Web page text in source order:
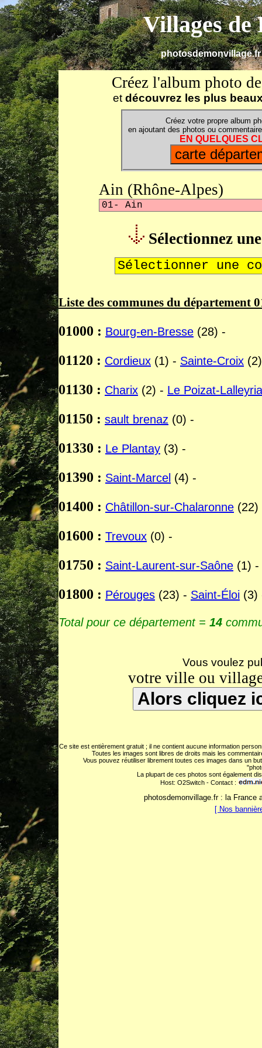
Villages de
Créez l'album photo
et découvrez les plus
Créez votre propre album
en ajoutant des photos ou
EN QUELQUES
Ain (Rhône-Alpes)
Sélectionnez
Liste des communes du département
01000 : Bourg-en-Bresse (28) -
01120 : Cordieux (1) - Sainte-Croix
01130 : Charix (2) - Le Poizat-
01150 : sault brenaz (0) -
01330 : Le Plantay (3) -
01390 : Saint-Marcel (4) -
01400 : Châtillon-sur-Chalaronne (22)
01600 : Trevoux (0) -
01750 : Saint-Laurent-sur-Saône (1) -
01800 : Pérouges (23) - Saint-Éloi (3)
Total pour ce département = 14
Vous voulez
votre ville ou
Ce site est entièrement gratuit ; il ne contient aucune information
Toutes les images sont libres de droits mais les
Vous pouvez réutiliser librement toutes ces images dans un
La plupart de ces photos sont également
Host: O2Switch - Contact :
photosdemonvillage.fr : la France
[ Nos